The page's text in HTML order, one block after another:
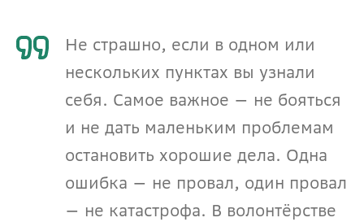
Не страшно, если в одном или
нескольких пунктах вы узнали
себя. Самое важное — не бояться
и не дать маленьким проблемам
остановить хорошие дела. Одна
ошибка — не провал, один провал
— не катастрофа. В волонтёрстве